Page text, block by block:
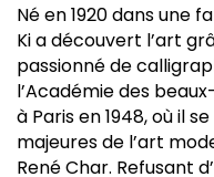
Né en 1920 dans une
Ki a découvert l’art
passionné de
l’Académie des
à Paris en 1948, où il
majeures de l’art
René Char. Refusant